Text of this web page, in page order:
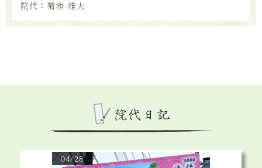
院代：菊池 雄大
04/28